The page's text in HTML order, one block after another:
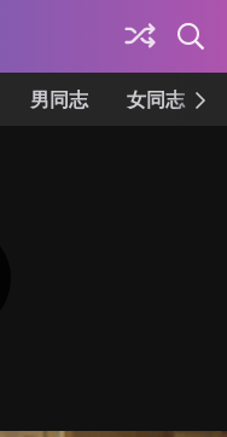
男同志 女同志